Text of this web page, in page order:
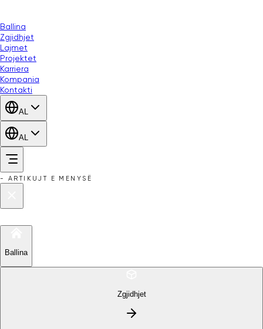
Ballina
Zgjidhjet
Lajmet
Projektet
Karriera
Kompania
Kontakti
AL
AL
- ARTIKUJT E MENYSË
Ballina
Zgjidhjet